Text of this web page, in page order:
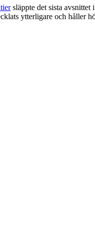
släppte det sista avsnittet
ytterligare och håller